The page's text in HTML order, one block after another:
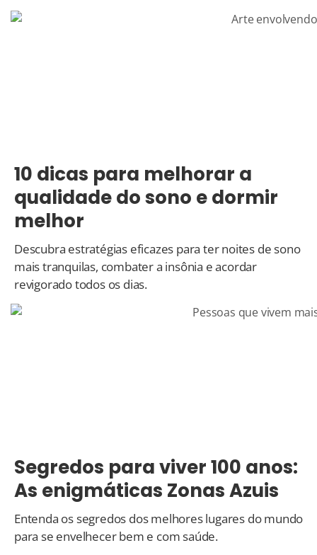
10 dicas para melhorar a
qualidade do sono e dormir
melhor
Descubra estratégias eficazes para ter noites de sono
mais tranquilas, combater a insônia e acordar
revigorado todos os dias.
Segredos para viver 100 anos:
As enigmáticas Zonas Azuis
Entenda os segredos dos melhores lugares do mundo
para se envelhecer bem e com saúde.